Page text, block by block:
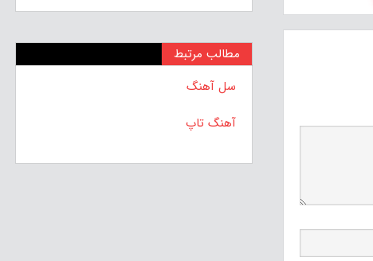
مطالب مرتبط
سل آهنگ
آهنگ تاپ